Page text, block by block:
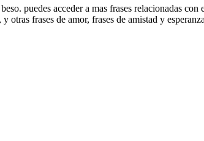
puedes acceder a mas frases relacionadas
otras frases de amor, frases de amistad y